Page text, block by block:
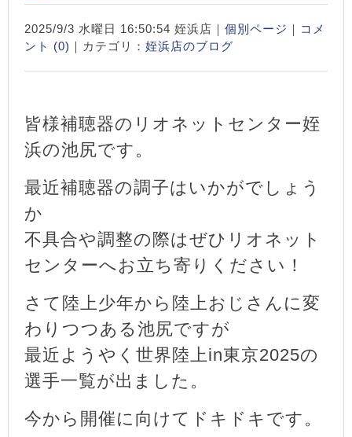
2025/9/3 水曜日 16:50:54 姪浜店｜ 個別ページ ｜ コメ
ント (0) ｜カテゴリ： 姪浜店のブログ
皆様補聴器のリオネットセンター姪
浜の池尻です。
最近補聴器の調子はいかがでしょう
か
不具合や調整の際はぜひリオネット
センターへお立ち寄りください！
さて陸上少年から陸上おじさんに変
わりつつある池尻ですが
最近ようやく世界陸上in東京2025の
選手一覧が出ました。
今から開催に向けてドキドキです。